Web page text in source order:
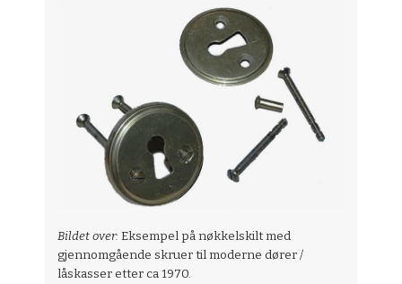
Bildet over:Eksempel på nøkkelskilt med
gjennomgående skruer til moderne dører /
låskasser etter ca 1970.